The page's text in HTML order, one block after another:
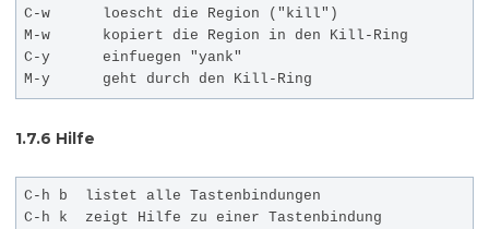
C-w      loescht die Region ("kill")
M-w      kopiert die Region in den Kill-Ring
C-y      einfuegen "yank"
1.7.6 Hilfe
C-h b  listet alle Tastenbindungen
C-h k  zeigt Hilfe zu einer Tastenbindung